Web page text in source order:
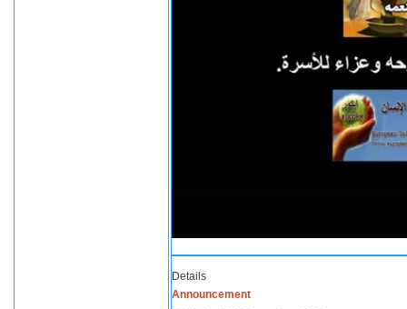
Details
Announcement